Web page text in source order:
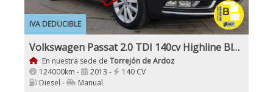
IVA DEDUCIBLE
Volkswagen Passat 2.0 TDI 140cv Highline BlueMotion Tech B7
En nuestra sede de Torrejón de Ardoz
124000km -
2013 -
140 CV
Diesel -
Manual